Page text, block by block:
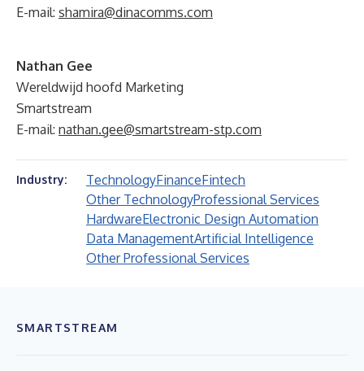
E-mail: shamira@dinacomms.com
Nathan Gee
Wereldwijd hoofd Marketing
Smartstream
E-mail: nathan.gee@smartstream-stp.com
Industry: TechnologyFinanceFintech
Other TechnologyProfessional Services
HardwareElectronic Design Automation
Data ManagementArtificial Intelligence
Other Professional Services
SMARTSTREAM